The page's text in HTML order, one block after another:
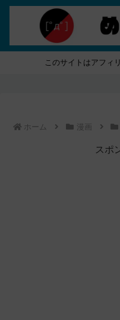
このサイトはアフィ
ホーム 漫画
スポ